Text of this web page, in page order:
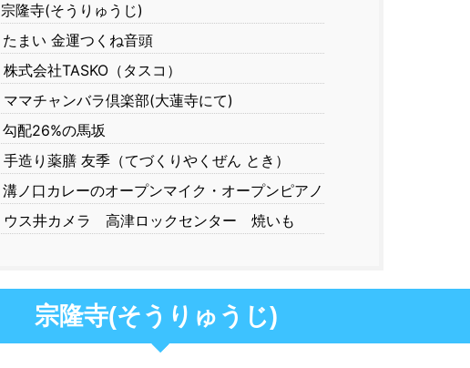
宗隆寺(そうりゅうじ)
たまい 金運つくね音頭
株式会社TASKO（タスコ）
ママチャンバラ倶楽部(大蓮寺にて)
勾配26%の馬坂
手造り薬膳 友季（てづくりやくぜん とき）
溝ノ口カレーのオープンマイク・オープンピアノ
ウス井カメラ 高津ロックセンター 焼いも
宗隆寺(そうりゅうじ)